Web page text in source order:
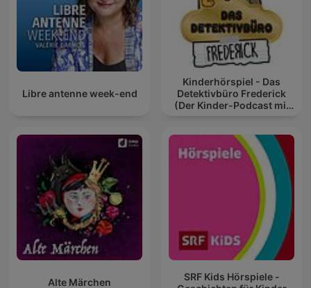
Libre antenne week-end
Kinderhörspiel - Das
Detektivbüro Frederick
(Der Kinder-Podcast mit
Alte Märchen
SRF Kids Hörspiele -